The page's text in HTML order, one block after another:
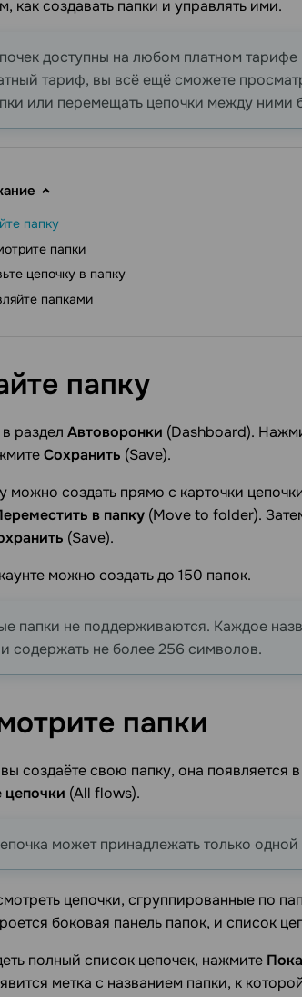
как создавать папки и управлять ими.
доступны на любом платном тарифе
тариф, вы всё ещё сможете
или перемещать цепочки между ними
папку
папки
цепочку в папку
папками
папку
раздел Автоворонки (Dashboard).
Сохранить (Save).
можно создать прямо с карточки
в папку (Move to folder).
(Save).
можно создать до 150 папок.
папки не поддерживаются. Каждое
и содержать не более 256 символов.
папки
создаёте свою папку, она появляется
цепочки (All flows).
может принадлежать только
цепочки, сгруппированные по
боковая панель папок, и список
полный список цепочек, нажмите
метка с названием папки, к